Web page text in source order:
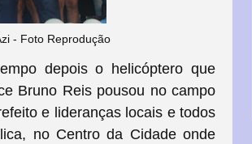
- Foto Reprodução
depois o helicóptero que
Bruno Reis pousou no campo
e lideranças locais e todos
no Centro da Cidade onde